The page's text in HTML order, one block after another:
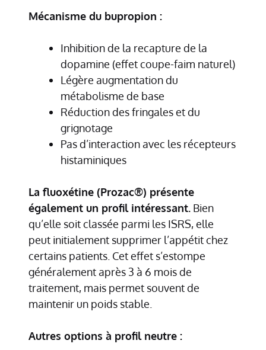
Mécanisme du bupropion :
Inhibition de la recapture de la
dopamine (effet coupe-faim naturel)
Légère augmentation du
métabolisme de base
Réduction des fringales et du
grignotage
Pas d’interaction avec les récepteurs
histaminiques
La fluoxétine (Prozac®) présente
également un profil intéressant. Bien
qu’elle soit classée parmi les ISRS, elle
peut initialement supprimer l’appétit chez
certains patients. Cet effet s’estompe
généralement après 3 à 6 mois de
traitement, mais permet souvent de
maintenir un poids stable.
Autres options à profil neutre :